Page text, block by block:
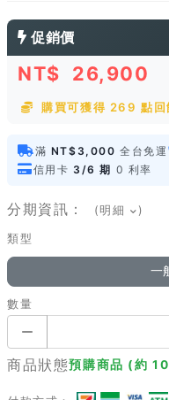
促銷價
NT$ 26,900
購買可獲得 269 點回
滿 NT$3,000 全台免運
信用卡 3/6 期 0 利率
分期資訊： (明細 )
類型
一
數量
商品狀態預購商品 (約